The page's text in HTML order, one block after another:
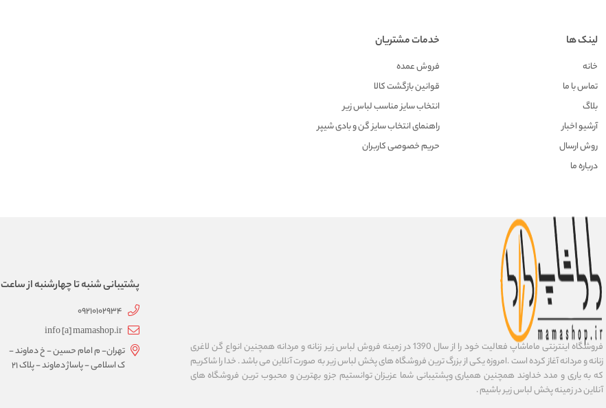
لینک ها
خانه
تماس با ما
بلاگ
آرشیو اخبار
روش ارسال
درباره ما
خدمات مشتریان
فروش عمده
قوانین بازگشت کالا
انتخاب سایز مناسب لباس زیر
راهنمای انتخاب سایز گن و بادی شیپر
حریم خصوصی کاربران
فروشگاه اینترنتی ماماشاپ فعالیت خود را از سال 1390 در زمینه فروش لباس زیر زنانه و مردانه همچنین انواع گن لاغری
زنانه و مردانه آغاز کرده است .امروزه یکی از بزرگ ترین فروشگاه های پخش لباس زیر به صورت آنلاین می باشد . خدا را شاکریم
که به یاری و مدد خداوند همچنین همیاری وپشتیبانی شما عزیزان توانستیم جزو بهترین و محبوب ترین فروشگاه های
آنلاین در زمینه پخش لباس زیر باشیم .
پشتیبانی شنبه تا چهارشنبه از ساعت 9 تا 17
09210102934
info [a] mamashop.ir
تهران- م امام حسین - خ دماوند -
ک اسلامی - پاساژ دماوند - پلاک 21